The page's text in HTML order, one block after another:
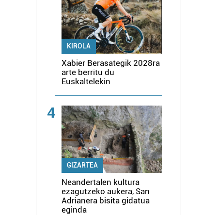
KIROLA
Xabier Berasategik 2028ra
arte berritu du
Euskaltelekin
4
GIZARTEA
Neandertalen kultura
ezagutzeko aukera, San
Adrianera bisita gidatua
eginda